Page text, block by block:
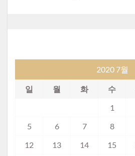
2020 7월
일 월 화 수
1
5
6 7 8
12
13 14 15